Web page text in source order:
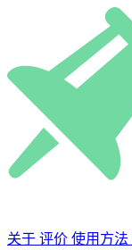
关于 评价 使用方法